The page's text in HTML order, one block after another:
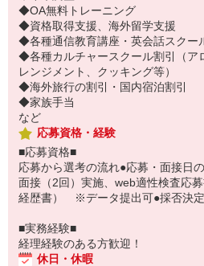
◆OA無料トレーニング
◆資格取得支援、海外留学支援
◆各種通信教育講座・英会話スクー
◆各種カルチャースクール割引（ア
レンジメント、クッキング等）
◆海外旅行の割引・国内宿泊割引
◆家族手当
など
応募資格・経験
■応募資格■
応募から選考の流れ●応募・面接日
面接（2回）実施、web適性検査応
経歴書） ※データ提出可●採否決定
■実務経験■
経理経験のある方歓迎！
休日・休暇